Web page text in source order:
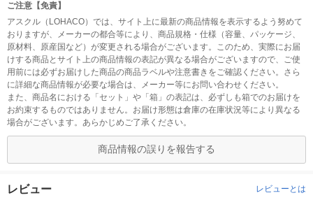
ご注意【免責】
アスクル（LOHACO）では、サイト上に最新の商品情報を表示するよう努めて
おりますが、メーカーの都合等により、商品規格・仕様（容量、パッケージ、
原材料、原産国など）が変更される場合がございます。このため、実際にお届
けする商品とサイト上の商品情報の表記が異なる場合がございますので、ご使
用前には必ずお届けした商品の商品ラベルや注意書きをご確認ください。さら
に詳細な商品情報が必要な場合は、メーカー等にお問い合わせください。
また、商品名における「セット」や「箱」の表記は、必ずしも箱でのお届けを
お約束するものではありません。お届け形態は倉庫の在庫状況等により異なる
場合がございます。あらかじめご了承ください。
商品情報の誤りを報告する
レビュー レビューとは